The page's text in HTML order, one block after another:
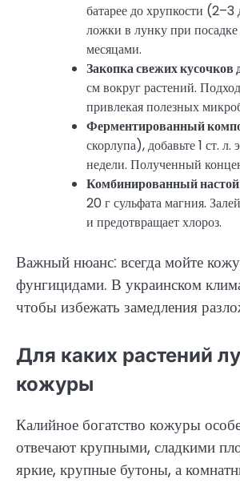
батарее до хрупкости
ложки в лунку при
месяцами.
Закопка свежих кусочков
см вокруг растений.
привлекая полезных
Ферментированный
скорлупа), добавьте 1 ст.
недели. Полученный
Комбинированный
20 г сульфата магния.
и предотвращает хлороз.
Важный нюанс: всегда мойте
фунгицидами. В украинском
чтобы избежать замедления
Для каких растений
кожуры
Калийное богатство кожуры
отвечают крупными, сладкими
яркие, крупные бутоны, а